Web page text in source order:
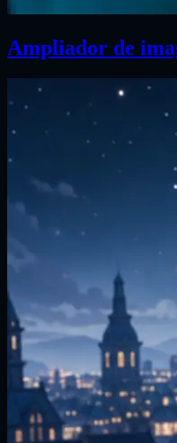
Ampliador de